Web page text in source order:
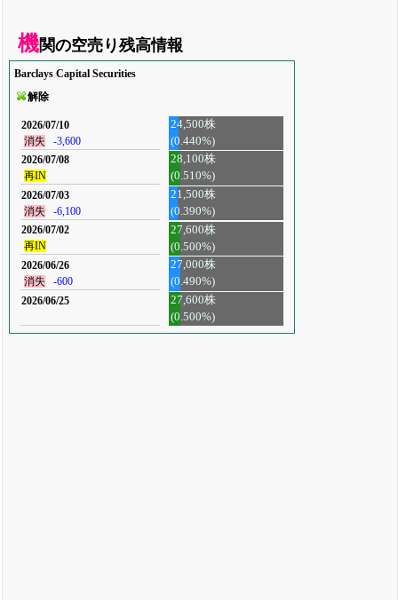
機関の空売り残高情報
Barclays Capital Securities
解除
2026/07/10
消失
-3,600
24,500株
(0.440%)
2026/07/08
再IN
28,100株
(0.510%)
2026/07/03
消失
-6,100
21,500株
(0.390%)
2026/07/02
再IN
27,600株
(0.500%)
2026/06/26
消失
-600
27,000株
(0.490%)
2026/06/25
27,600株
(0.500%)